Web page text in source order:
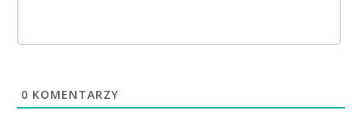
0 KOMENTARZY